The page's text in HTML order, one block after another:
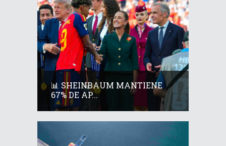
📊 SHEINBAUM MANTIENE
67% DE AP...